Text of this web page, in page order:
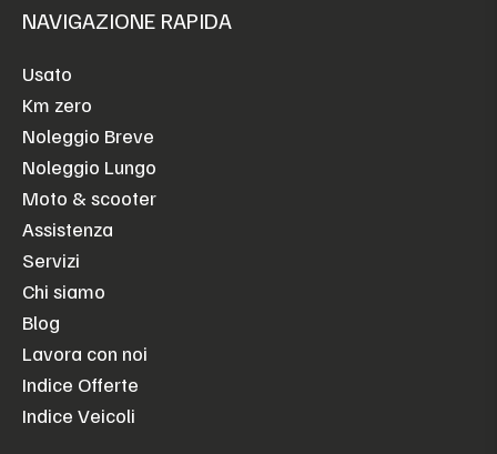
NAVIGAZIONE RAPIDA
Usato
Km zero
Noleggio Breve
Noleggio Lungo
Moto & scooter
Assistenza
Servizi
Chi siamo
Blog
Lavora con noi
Indice Offerte
Indice Veicoli